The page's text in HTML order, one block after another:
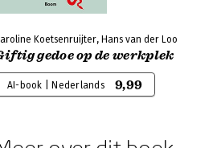
Koetsenruijter, Hans van der Loo
gedoe op de werkplek
AI-book | Nederlands 9,99